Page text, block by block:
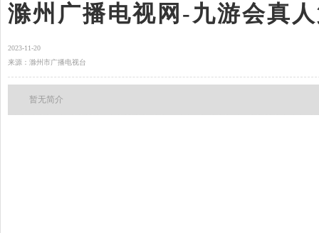
滁州广播电视网-九游会真
2023-11-20
来源：滁州市广播电视台
暂无简介